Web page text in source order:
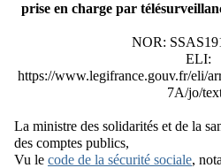
prise en charge par
NOR:
ELI:
https://www.legifrance.gouv.fr/eli/
7A/jo/
La ministre des solidarités et de la
des comptes publics,
Vu le code de la sécurité sociale,